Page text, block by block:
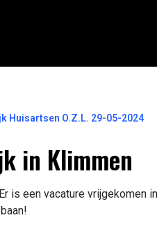
Huisartsen O.Z.L. 29-05-2024
in Klimmen
is een vacature vrijgekomen